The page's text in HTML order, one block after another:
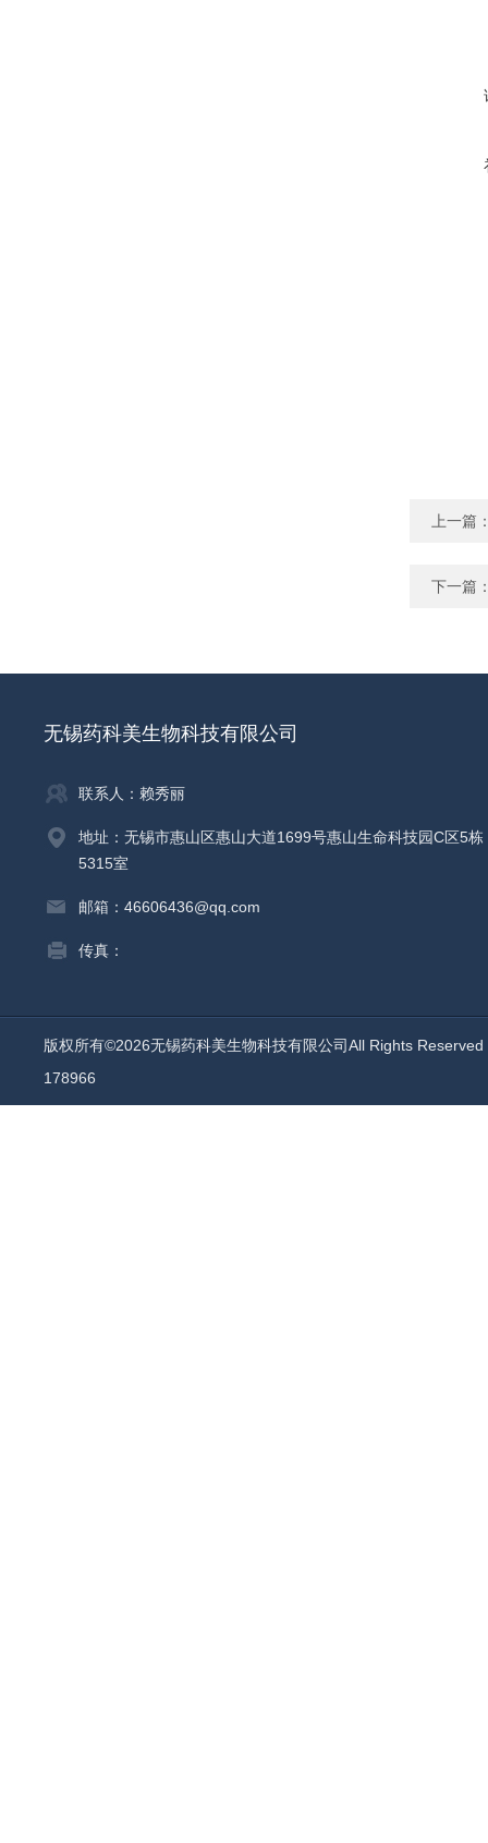
上一篇
下一篇
无锡药科美生物科技有限公司
联系人：赖秀丽
地址：无锡市惠山区惠山大道1699号惠山生命科技园C区5栋
5315室
邮箱：46606436@qq.com
传真：
版权所有©2026无锡药科美生物科技有限公司All Rights
178966